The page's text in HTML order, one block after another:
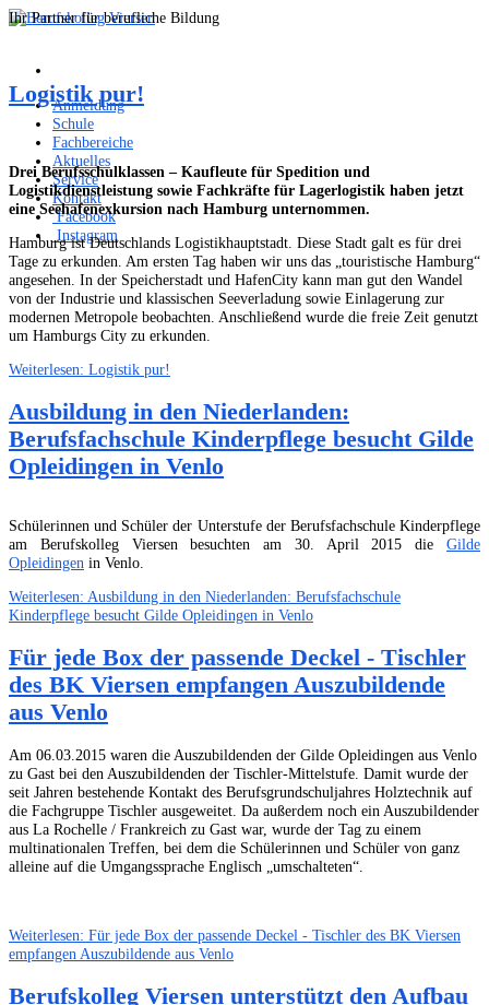
Ihr Partner für berufliche Bildung
Anmeldung
Schule
Fachbereiche
Aktuelles
Service
Kontakt
Facebook
Instagram
Logistik pur!
Drei Berufsschulklassen – Kaufleute für Spedition und
Logistikdienstleistung sowie Fachkräfte für Lagerlogistik haben jetzt
eine Seehafenexkursion nach Hamburg unternommen.
Hamburg ist Deutschlands Logistikhauptstadt. Diese Stadt galt es für drei
Tage zu erkunden. Am ersten Tag haben wir uns das „touristische Hamburg“
angesehen. In der Speicherstadt und HafenCity kann man gut den Wandel
von der Industrie und klassischen Seeverladung sowie Einlagerung zur
modernen Metropole beobachten. Anschließend wurde die freie Zeit genutzt
um Hamburgs City zu erkunden.
Weiterlesen: Logistik pur!
Ausbildung in den Niederlanden:
Berufsfachschule Kinderpflege besucht Gilde
Opleidingen in Venlo
Schülerinnen und Schüler der Unterstufe der Berufsfachschule Kinderpflege
am Berufskolleg Viersen besuchten am 30. April 2015 die Gilde
Opleidingen in Venlo.
Weiterlesen: Ausbildung in den Niederlanden: Berufsfachschule
Kinderpflege besucht Gilde Opleidingen in Venlo
Für jede Box der passende Deckel - Tischler
des BK Viersen empfangen Auszubildende
aus Venlo
Am 06.03.2015 waren die Auszubildenden der Gilde Opleidingen aus Venlo
zu Gast bei den Auszubildenden der Tischler-Mittelstufe. Damit wurde der
seit Jahren bestehende Kontakt des Berufsgrundschuljahres Holztechnik auf
die Fachgruppe Tischler ausgeweitet. Da außerdem noch ein Auszubildender
aus La Rochelle / Frankreich zu Gast war, wurde der Tag zu einem
multinationalen Treffen, bei dem die Schülerinnen und Schüler von ganz
alleine auf die Umgangssprache Englisch „umschalteten“.
Weiterlesen: Für jede Box der passende Deckel - Tischler des BK Viersen
empfangen Auszubildende aus Venlo
Berufskolleg Viersen unterstützt den Aufbau